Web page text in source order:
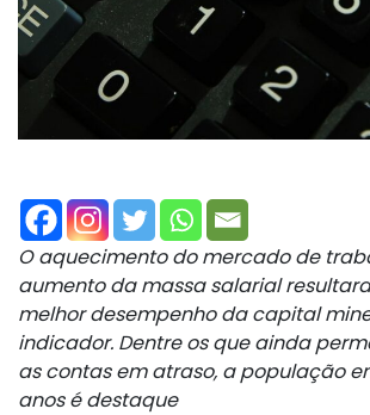
O aquecimento do mercado de
aumento da massa salarial
melhor desempenho da capital
indicador. Dentre os que ainda
as contas em atraso, a população
anos é destaque